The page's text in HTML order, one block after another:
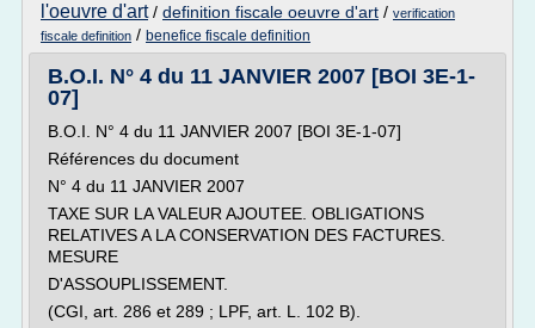
l'oeuvre d'art/ definition fiscale oeuvre d'art / verification
fiscale definition / benefice fiscale definition
B.O.I. N° 4 du 11 JANVIER 2007 [BOI 3E-1-
07]
B.O.I. N° 4 du 11 JANVIER 2007 [BOI 3E-1-07]
Références du document
N° 4 du 11 JANVIER 2007
TAXE SUR LA VALEUR AJOUTEE. OBLIGATIONS
RELATIVES A LA CONSERVATION DES FACTURES.
MESURE
D'ASSOUPLISSEMENT.
(CGI, art. 286 et 289 ; LPF, art. L. 102 B).